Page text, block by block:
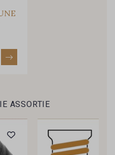
ASSORTIEsur votre
!
avec détente ?
beaux tissus ?